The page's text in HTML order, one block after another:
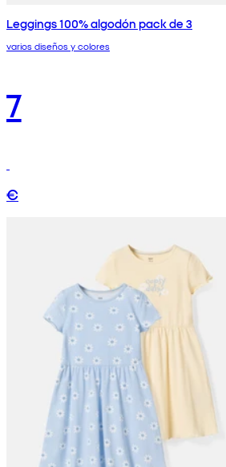
Leggings 100% algodón pack de 3
varios diseños y colores
7
€